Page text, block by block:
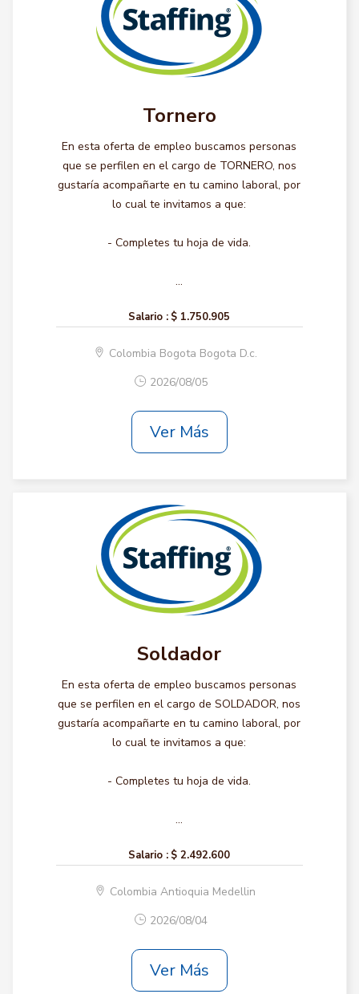
Tornero
En esta oferta de empleo buscamos personas
que se perfilen en el cargo de TORNERO, nos
gustaría acompañarte en tu camino laboral, por
lo cual te invitamos a que:
- Completes tu hoja de vida.
...
Salario : $ 1.750.905
Colombia Bogota Bogota D.c.
2026/08/05
Ver Más
Soldador
En esta oferta de empleo buscamos personas
que se perfilen en el cargo de SOLDADOR, nos
gustaría acompañarte en tu camino laboral, por
lo cual te invitamos a que:
- Completes tu hoja de vida.
...
Salario : $ 2.492.600
Colombia Antioquia Medellin
2026/08/04
Ver Más